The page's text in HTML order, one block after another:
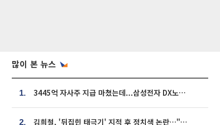
많이 본 뉴스
1. 3445억 자사주 지급 마쳤는데...삼성전자 DX노조, 뒤늦은 '떼쓰기 집회'
2. 김희철, '뒤집힌 태극기' 지적 후 정치색 논란…"좌우 떠나 우리나라 국기"